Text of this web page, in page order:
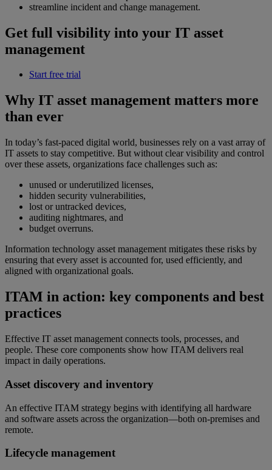
streamline incident and change management.
Get full visibility into your IT asset
management
Start free trial
Why IT asset management matters more
than ever
In today’s fast-paced digital world, businesses rely on a vast array of
IT assets to stay competitive. But without clear visibility and control
over these assets, organizations face challenges such as:
unused or underutilized licenses,
hidden security vulnerabilities,
lost or untracked devices,
auditing nightmares, and
budget overruns.
Information technology asset management mitigates these risks by
ensuring that every asset is accounted for, used efficiently, and
aligned with organizational goals.
ITAM in action: key components and best
practices
Effective IT asset management connects tools, processes, and
people. These core components show how ITAM delivers real
impact in daily operations.
Asset discovery and inventory
An effective ITAM strategy begins with identifying all hardware
and software assets across the organization—both on-premises and
remote.
Lifecycle management